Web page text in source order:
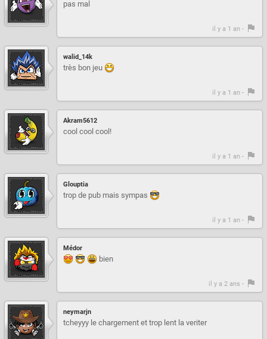
pas mal
il y a 1 an -
walid_14k
très bon jeu
il y a 1 an -
Akram5612
cool cool cool!
il y a 1 an -
Glouptia
trop de pub mais sympas
il y a 1 an -
Médor
bien
il y a 2 ans -
neymarjn
tcheyyy le chargement et trop lent la veriter